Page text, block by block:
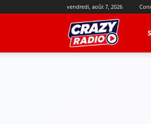
vendredi, août 7, 2026